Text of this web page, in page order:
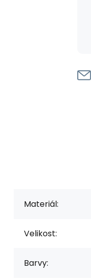
Materiál:
Velikost:
Barvy: